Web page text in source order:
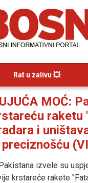
Rat u zalivu 💥
MOĆ:
raketu
i
izvele su
krstareće rakete